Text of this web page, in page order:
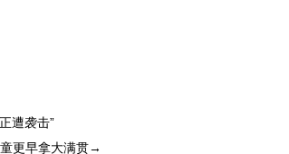
遭袭击”
更早拿大满贯→